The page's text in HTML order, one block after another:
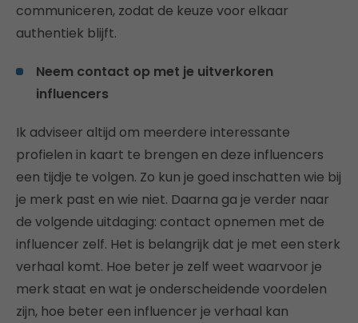
communiceren, zodat de keuze voor elkaar
authentiek blijft.
Neem contact op met je uitverkoren
influencers
Ik adviseer altijd om meerdere interessante
profielen in kaart te brengen en deze influencers
een tijdje te volgen. Zo kun je goed inschatten wie bij
je merk past en wie niet. Daarna ga je verder naar
de volgende uitdaging: contact opnemen met de
influencer zelf. Het is belangrijk dat je met een sterk
verhaal komt. Hoe beter je zelf weet waarvoor je
merk staat en wat je onderscheidende voordelen
zijn, hoe beter een influencer je verhaal kan